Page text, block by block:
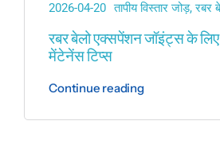
2026-04-20 तापीय विस्तार जोड़,रबर
रबर बेलो एक्सपेंशन जॉइंट्स के
मेंटेनेंस टिप्स
Continue reading